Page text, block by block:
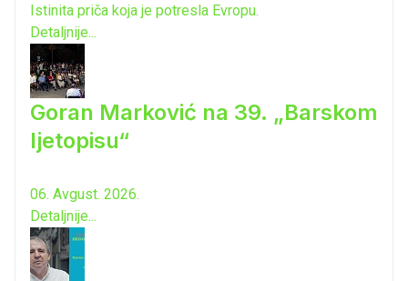
Istinita priča koja je potresla Evropu.
Detaljnije...
Goran Marković na 39. „Barskom
ljetopisu“
06. Avgust. 2026.
Detaljnije...